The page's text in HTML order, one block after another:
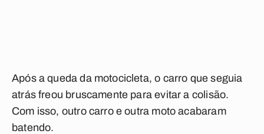
Após a queda da motocicleta, o carro que seguia
atrás freou bruscamente para evitar a colisão.
Com isso, outro carro e outra moto acabaram
batendo.